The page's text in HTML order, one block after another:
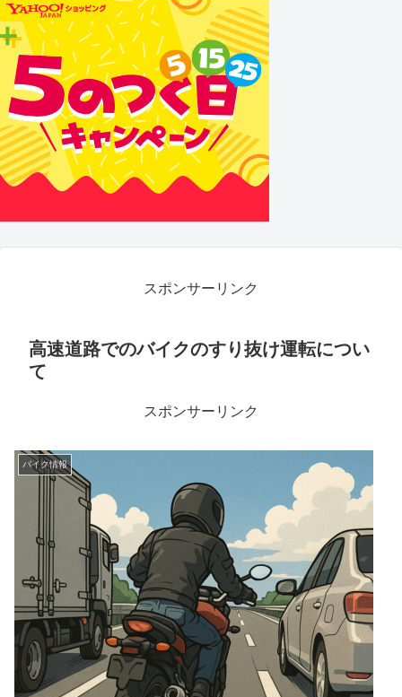
スポンサーリンク
高速道路でのバイクのすり抜け運転につい
て
スポンサーリンク
バイク情報